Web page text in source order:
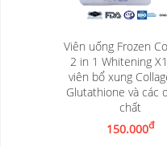
Viên uống Frozen
2 in 1 Whitening
viên bổ xung
Glutathione và các
chất
150.000đ
Thêm vào giỏ